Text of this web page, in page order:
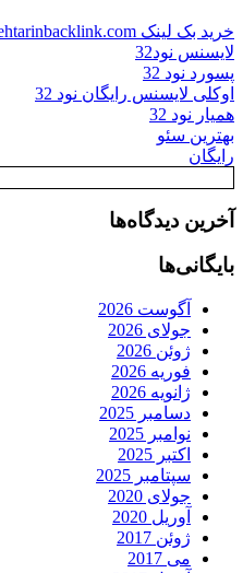
خرید بک لینک behtarinbacklink.com
لایسنس نود32
پسورد نود 32
اوکلی لایسنس رایگان نود 32
همیار نود 32
بهترین سئو
رایگان
آخرین دیدگاه‌ها
بایگانی‌ها
آگوست 2026
جولای 2026
ژوئن 2026
فوریه 2026
ژانویه 2026
دسامبر 2025
نوامبر 2025
اکتبر 2025
سپتامبر 2025
جولای 2020
آوریل 2020
ژوئن 2017
می 2017